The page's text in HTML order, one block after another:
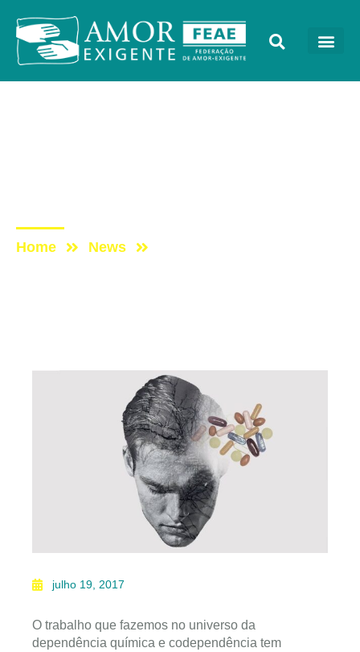
Home News
julho 19, 2017
O trabalho que fazemos no universo da
dependência química e codependência tem